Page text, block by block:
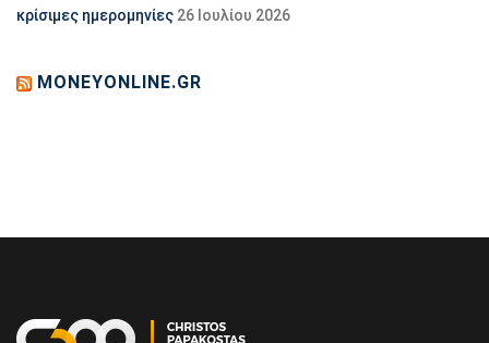
κρίσιμες ημερομηνίες 26 Ιουλίου 2026
MONEYONLINE.GR